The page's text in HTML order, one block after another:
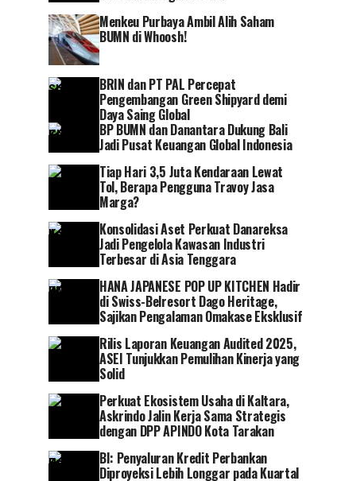
Menkeu Purbaya Ambil Alih Saham
BUMN di Whoosh!
BRIN dan PT PAL Percepat
Pengembangan Green Shipyard demi
Daya Saing Global
BP BUMN dan Danantara Dukung Bali
Jadi Pusat Keuangan Global Indonesia
Tiap Hari 3,5 Juta Kendaraan Lewat
Tol, Berapa Pengguna Travoy Jasa
Marga?
Konsolidasi Aset Perkuat Danareksa
Jadi Pengelola Kawasan Industri
Terbesar di Asia Tenggara
HANA JAPANESE POP UP KITCHEN Hadir
di Swiss-Belresort Dago Heritage,
Sajikan Pengalaman Omakase Eksklusif
Rilis Laporan Keuangan Audited 2025,
ASEI Tunjukkan Pemulihan Kinerja yang
Solid
Perkuat Ekosistem Usaha di Kaltara,
Askrindo Jalin Kerja Sama Strategis
dengan DPP APINDO Kota Tarakan
BI: Penyaluran Kredit Perbankan
Diproyeksi Lebih Longgar pada Kuartal